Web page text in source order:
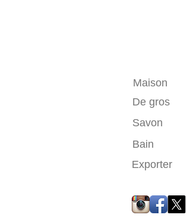
Maison
De gros
Savon
Bain
Exporter